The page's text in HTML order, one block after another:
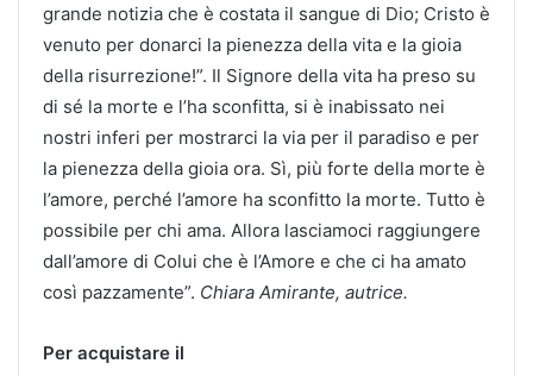
grande notizia che è costata il sangue di Dio; Cristo è
venuto per donarci la pienezza della vita e la gioia
della risurrezione!”. Il Signore della vita ha preso su
di sé la morte e l’ha sconfitta, si è inabissato nei
nostri inferi per mostrarci la via per il paradiso e per
la pienezza della gioia ora. Sì, più forte della morte è
l’amore, perché l’amore ha sconfitto la morte. Tutto è
possibile per chi ama. Allora lasciamoci raggiungere
dall’amore di Colui che è l’Amore e che ci ha amato
così pazzamente”. Chiara Amirante, autrice.
Per acquistare il